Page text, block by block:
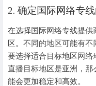
2. 确定国际网络专
在选择国际网络专线提
区。不同的地区可能有
要选择适合目标地区网
直播目标地区是亚洲，
能会更加稳定和高效。